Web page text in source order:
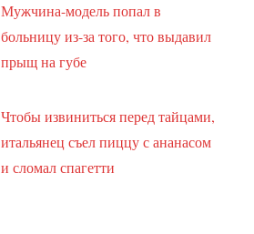
Мужчина-модель попал в
больницу из-за того, что выдавил
прыщ на губе
Чтобы извиниться перед тайцами,
итальянец съел пиццу с ананасом
и сломал спагетти